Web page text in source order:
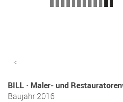
<
BILL · Maler- und
Baujahr 2016